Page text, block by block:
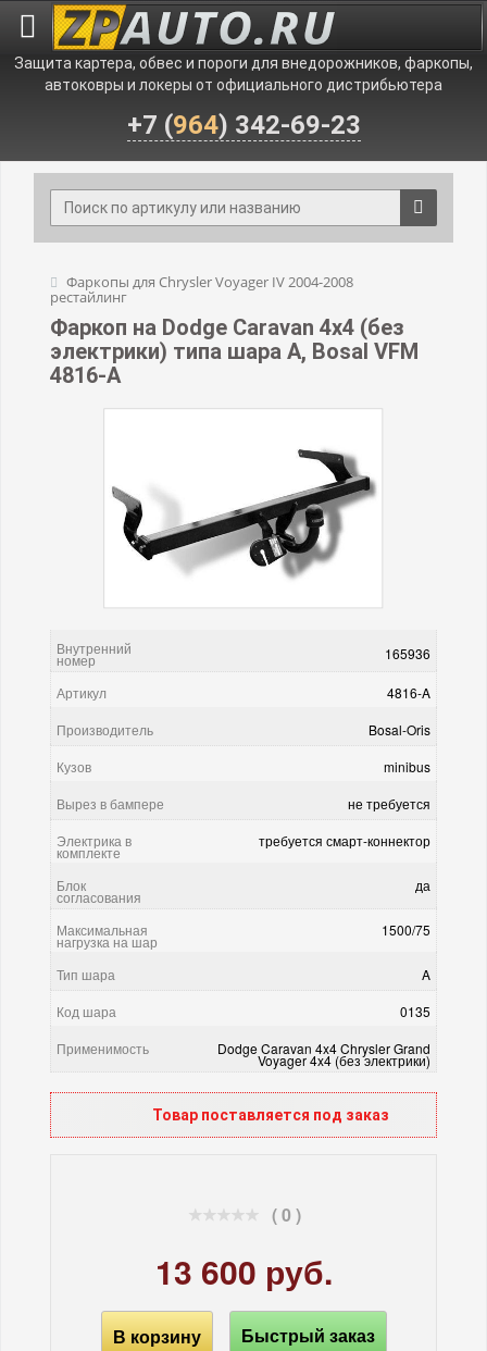
Защита картера, обвес и пороги для внедорожников, фаркопы,
автоковры и локеры от официального дистрибьютера
+7 (964) 342-69-23
Фаркопы для Chrysler Voyager IV 2004-2008
рестайлинг
Фаркоп на Dodge Caravan 4x4 (без
электрики) типа шара A, Bosal VFM
4816-A
Внутренний
номер 165936
Артикул
4816-A
Производитель
Bosal-Oris
Кузов
minibus
Вырез в бампере
не требуется
Электрика в
комплекте
требуется смарт-коннектор
Блок
согласования
да
Максимальная
нагрузка на шар
1500/75
Тип шара
A
Код шара
0135
Применимость
Dodge Caravan 4x4 Chrysler Grand
Voyager 4x4 (без электрики)
Товар поставляется под заказ
( 0 )
13 600 руб.
В корзину Быстрый заказ